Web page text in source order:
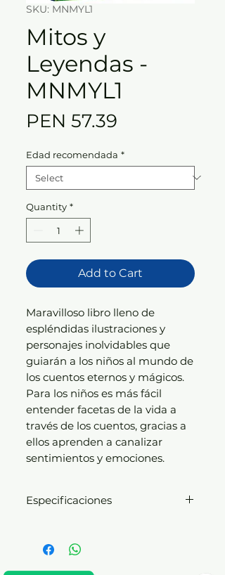
SKU: MNMYL1
Mitos y
Leyendas -
MNMYL1
PEN 57.39
Edad recomendada *
Quantity *
Add to Cart
Maravilloso libro lleno de
espléndidas ilustraciones y
personajes inolvidables que
guiarán a los niños al mundo de
los cuentos eternos y mágicos.
Para los niños es más fácil
entender facetas de la vida a
través de los cuentos, gracias a
ellos aprenden a canalizar
sentimientos y emociones.
Especificaciones
acolchada
Con estampado sectorizado